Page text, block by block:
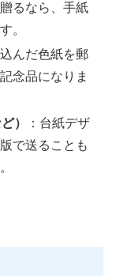
るなら、手紙
。
んだ色紙を郵
念品になりま
）
：台紙デザ
で送ることも